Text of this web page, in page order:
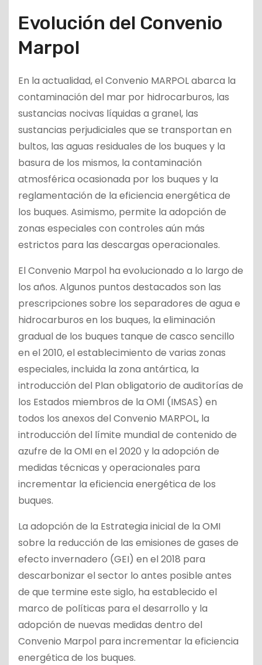
Evolución del Convenio
Marpol
En la actualidad, el Convenio MARPOL abarca la
contaminación del mar por hidrocarburos, las
sustancias nocivas líquidas a granel, las
sustancias perjudiciales que se transportan en
bultos, las aguas residuales de los buques y la
basura de los mismos, la contaminación
atmosférica ocasionada por los buques y la
reglamentación de la eficiencia energética de
los buques. Asimismo, permite la adopción de
zonas especiales con controles aún más
estrictos para las descargas operacionales.
El Convenio Marpol ha evolucionado a lo largo de
los años. Algunos puntos destacados son las
prescripciones sobre los separadores de agua e
hidrocarburos en los buques, la eliminación
gradual de los buques tanque de casco sencillo
en el 2010, el establecimiento de varias zonas
especiales, incluida la zona antártica, la
introducción del Plan obligatorio de auditorías de
los Estados miembros de la OMI (IMSAS) en
todos los anexos del Convenio MARPOL, la
introducción del límite mundial de contenido de
azufre de la OMI en el 2020 y la adopción de
medidas técnicas y operacionales para
incrementar la eficiencia energética de los
buques.
La adopción de la Estrategia inicial de la OMI
sobre la reducción de las emisiones de gases de
efecto invernadero (GEI) en el 2018 para
descarbonizar el sector lo antes posible antes
de que termine este siglo, ha establecido el
marco de políticas para el desarrollo y la
adopción de nuevas medidas dentro del
Convenio Marpol para incrementar la eficiencia
energética de los buques.